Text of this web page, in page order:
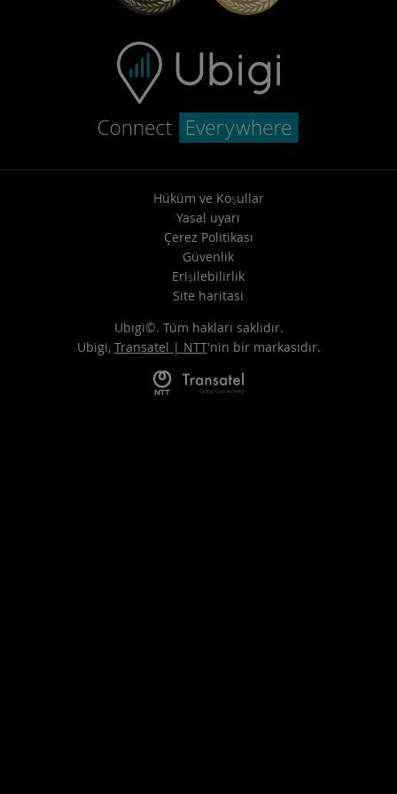
Hüküm ve Koşullar
Yasal uyarı
Çerez Politikası
Güvenlik
Erişilebilirlik
Site haritasi
Ubigi©. Tüm hakları saklıdır.
Ubigi, Transatel | NTT'nin bir markasıdır.